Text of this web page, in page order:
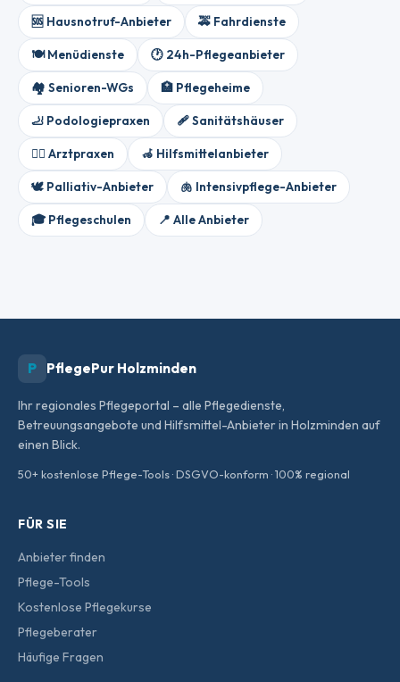
🆘 Hausnotruf-Anbieter 🚕 Fahrdienste
🍽️ Menüdienste 🕐 24h-Pflegeanbieter
🏘️ Senioren-WGs 🏥 Pflegeheime
🦶 Podologiepraxen 🩹 Sanitätshäuser
👨‍⚕️ Arztpraxen 🦽 Hilfsmittelanbieter
🕊️ Palliativ-Anbieter 🫁 Intensivpflege-Anbieter
🎓 Pflegeschulen 📍 Alle Anbieter
P PflegePur Holzminden
Ihr regionales Pflegeportal – alle Pflegedienste,
Betreuungsangebote und Hilfsmittel-Anbieter in Holzminden auf
einen Blick.
50+ kostenlose Pflege-Tools · DSGVO-konform · 100% regional
FÜR SIE
Anbieter finden
Pflege-Tools
Kostenlose Pflegekurse
Pflegeberater
Häufige Fragen